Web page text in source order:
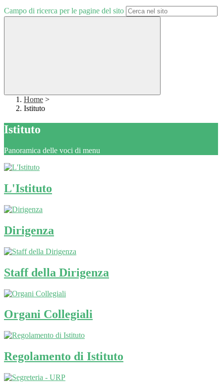
Campo di ricerca per le pagine del sito
Home >
Istituto
Istituto
Panoramica delle voci di menu
L'Istituto
Dirigenza
Staff della Dirigenza
Organi Collegiali
Regolamento di Istituto